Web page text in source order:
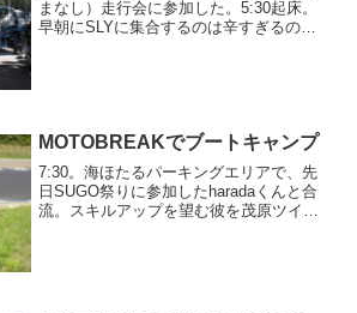
まなし）走行会に参加した。5:30起床。
早朝にSLYに集合するのは辛すぎるの
MOTOBREAKでブートキャンプ
7:30。海ほたるパーキングエリアで、先
日SUGO祭りに参加したharadaくんと合
流。スキルアップを望む彼を茂原ツイン